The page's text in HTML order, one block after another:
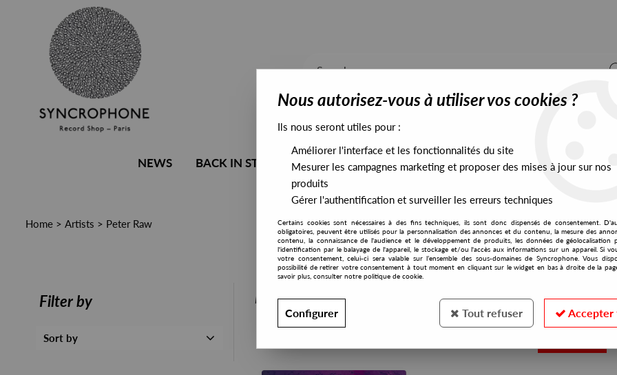
NEWS BACK IN STOCK ALL STOCK EXCLUSIVES PRESALES EXCLUSIVES
Home > Artists > Peter Raw
Filter by
Sort by
PRESALES EXCLUSIVES
Nous autorisez-vous à utiliser vos cookies ?
Ils nous seront utiles pour :
Améliorer l'interface et les fonctionnalités du site
Mesurer les campagnes marketing et proposer des mises à jour sur nos
produits
Gérer l'authentification et surveiller les erreurs techniques
Certains cookies sont nécessaires à des fins techniques, ils sont donc dispensés de consentement.
obligatoires, peuvent être utilisés pour la personnalisation des annonces et du contenu, la mesure des
contenu, la connaissance de l'audience et le développement de produits, les données de géolocalisation
l'identification par le balayage de l'appareil, le stockage et/ou l'accès aux informations sur un appareil. Si
votre consentement, celui-ci sera valable sur l’ensemble des sous-domaines de Syncrophone. Vous
possibilité de retirer votre consentement à tout moment en cliquant sur le widget en bas à droite de la
savoir plus, consulter notre politique de cookie.
Configurer Tout refuser Accepter